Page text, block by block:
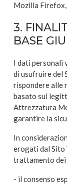
Mozilla
3.
BASE
I dati personali
di usufruire del
rispondere alle
basato sul
Attrezzatura
garantire la
In
erogati dal Sito
trattamento dei
- il consenso